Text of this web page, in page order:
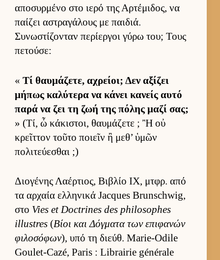
αποσυρ­μένο στο ιερό της Αρ­τέμιδος, να
παί­ζει αστραγάλους με παι­διά.
Συνωστίζονταν περίερ­γοι γύρω του; Τους
πετού­σε:
« Τί θαυ­μάζετε, αχρεί­οι; Δεν αξίζει
μήπως καλύτερα να κάνει κανείς αυτό
παρά να ζει τη ζωή της πόλης μαζί σας;
» (Τί, ὦ κάκιστοι, θαυ­μάζετε ; Ἢ οὐ
κρεῖτ­τον τοῦτο ποιεῖν ἢ μεθ’ ὑμῶν
πολιτεύ­εσθαι ;)
Διο­γένης Λαέρ­τιος, Βιβλίο IX, μτ­φρ. από
τα αρ­χαία ελ­ληνικά Jacques Brunschwig,
στο Vies et Doctrines des philosophes
illustres (Βίοι και Δόγ­ματα των επιφανών
φιλοσόφων), υπό τη διεύθ. Marie-Odile
Goulet-Cazé, Paris : Librairie générale